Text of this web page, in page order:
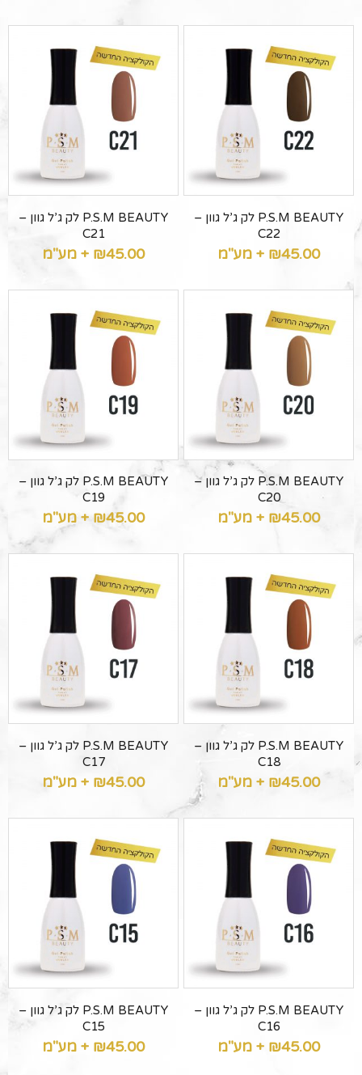
P.S.M BEAUTY לק ג’ל גוון –
C22
₪45.00 + מע"מ
P.S.M BEAUTY לק ג’ל גוון –
C21
₪45.00 + מע"מ
P.S.M BEAUTY לק ג’ל גוון –
C20
₪45.00 + מע"מ
P.S.M BEAUTY לק ג’ל גוון –
C19
₪45.00 + מע"מ
P.S.M BEAUTY לק ג’ל גוון –
C18
₪45.00 + מע"מ
P.S.M BEAUTY לק ג’ל גוון –
C17
₪45.00 + מע"מ
P.S.M BEAUTY לק ג’ל גוון –
C16
₪45.00 + מע"מ
P.S.M BEAUTY לק ג’ל גוון –
C15
₪45.00 + מע"מ